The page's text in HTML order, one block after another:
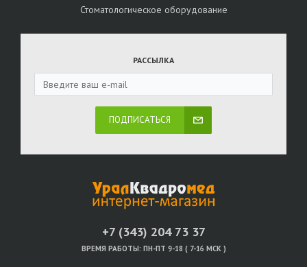
Стоматологическое оборудование
РАССЫЛКА
ПОДПИСАТЬСЯ
+7 (343) 204 73 37
ВРЕМЯ РАБОТЫ: ПН-ПТ 9-18 ( 7-16 МСК )